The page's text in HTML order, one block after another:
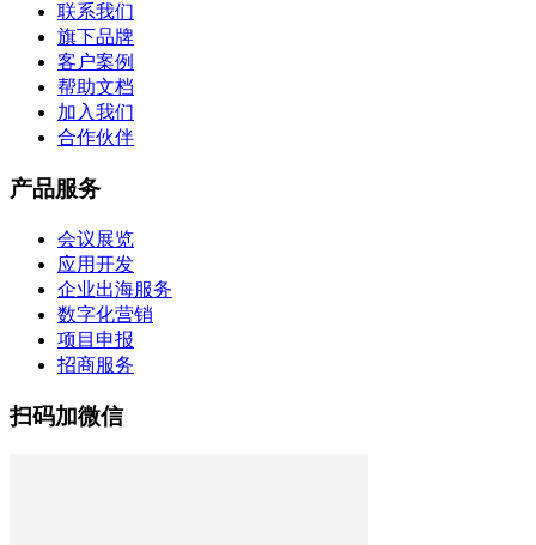
联系我们
旗下品牌
客户案例
帮助文档
加入我们
合作伙伴
产品服务
会议展览
应用开发
企业出海服务
数字化营销
项目申报
招商服务
扫码加微信